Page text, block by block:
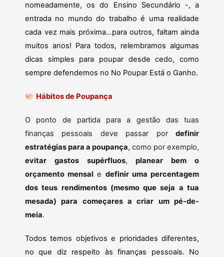
nomeadamente, os do Ensino Secundário -, a
entrada no mundo do trabalho é uma realidade
cada vez mais próxima…para outros, faltam ainda
muitos anos! Para todos, relembramos algumas
dicas simples para poupar desde cedo, como
sempre defendemos no No Poupar Está o Ganho.
🐖 Hábitos de Poupança
O ponto de partida para a gestão das tuas
finanças pessoais deve passar por definir
estratégias para a poupança, como por exemplo,
evitar gastos supérfluos,planear bem o
orçamento mensal e definir uma percentagem
dos teus rendimentos (mesmo que seja a tua
mesada) para começares a criar um pé-de-
meia.
Todos temos objetivos e prioridades diferentes,
no que diz respeito às finanças pessoais. No